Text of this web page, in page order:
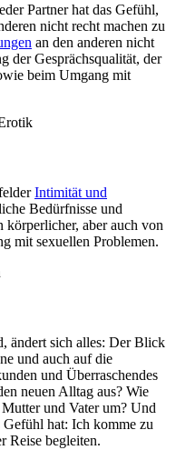
Partner hat das Gefühl,
nicht recht machen zu
an den anderen nicht
der Gesprächsqualität, der
beim Umgang mit
Intimität und
Bedürfnisse und
körperlicher, aber auch von
mit sexuellen Problemen.
ändert sich alles: Der Blick
und auch auf die
und Überraschendes
neuen Alltag aus? Wie
und Vater um? Und
hat: Ich komme zu
Reise begleiten.